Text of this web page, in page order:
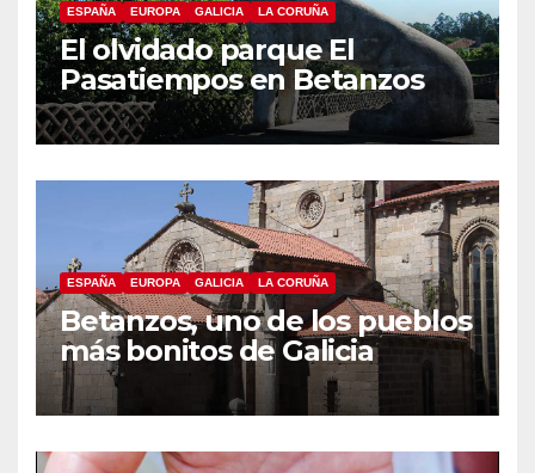
ESPAÑA EUROPA GALICIA LA CORUÑA
El olvidado parque El
Pasatiempos en Betanzos
ESPAÑA EUROPA GALICIA LA CORUÑA
Betanzos, uno de los pueblos
más bonitos de Galicia